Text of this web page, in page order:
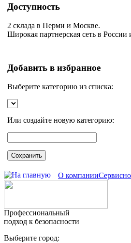
Доступность
2 склада в Перми и Москве.
Широкая партнерская сеть в России
Добавить в избранное
Выберите категорию из списка:
Или создайте новую категорию:
Сохранить
О компании
Профессиональный
подход к безопасности
Выберите город: